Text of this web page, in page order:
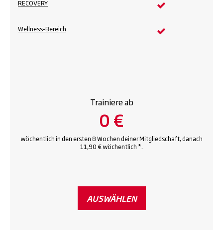
RECOVERY
Wellness-Bereich
Trainiere ab
0 €
wöchentlich in den ersten 8 Wochen deiner Mitgliedschaft, danach
11,90 € wöchentlich *.
AUSWÄHLEN